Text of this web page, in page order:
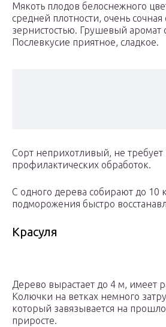
Мякоть плодов белоснежного
средней плотности, очень сочная
зернистостью. Грушевый аромат
Послевкусие приятное, сладкое.
Сорт неприхотливый, не требует
профилактических обработок.
С одного дерева собирают до 10
подморожения быстро
Красуля
Дерево вырастает до 4 м, имеет
Колючки на ветках немного
который завязывается на
приросте.